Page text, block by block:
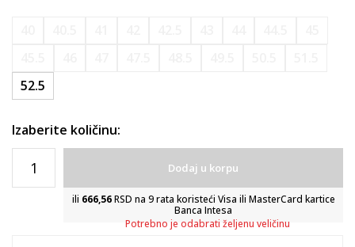
52.5
Izaberite količinu:
Dodaj u korpu
ili 666,56RSD na 9 rata koristeći Visa ili MasterCard kartice
Banca Intesa
Potrebno je odabrati željenu veličinu